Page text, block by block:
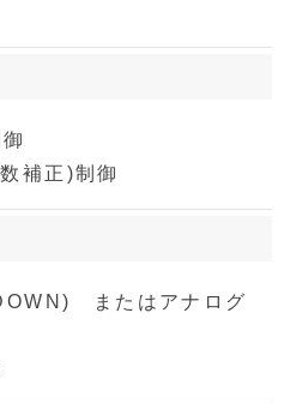
補正)制御
またはアナログ